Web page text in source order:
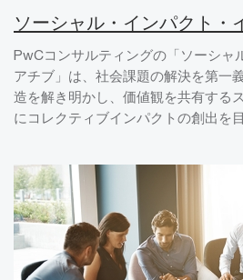
ソーシャル・インパクト・
PwCコンサルティングの「ソーシャ
アチブ」は、社会課題の解決を第一
造を解き明かし、価値観を共有する
にコレクティブインパクトの創出を